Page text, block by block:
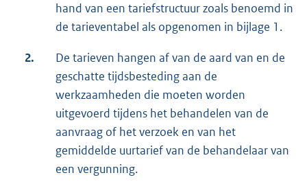
hand van een tariefstructuur zoals benoemd in
de tarieventabel als opgenomen in bijlage 1.
2.
De tarieven hangen af van de aard van en de
geschatte tijdsbesteding aan de
werkzaamheden die moeten worden
uitgevoerd tijdens het behandelen van de
aanvraag of het verzoek en van het
gemiddelde uurtarief van de behandelaar van
een vergunning.